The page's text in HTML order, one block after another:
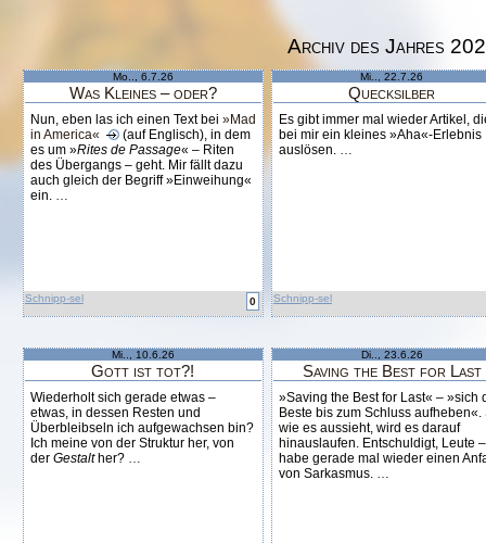
Archiv des Jahres
Mi.., 22.7.26
Quecksilber
Es gibt immer mal wieder Artikel,
bei mir ein kleines »Aha«-Erlebnis
auslösen.
Schnipp-sel
Mo.., 6.7.26
Was Kleines – oder?
Nun, eben las ich einen Text bei »Mad
in America«
(auf Englisch), in dem
es um »Rites de Passage« – Riten
des Übergangs – geht. Mir fällt dazu
auch gleich der Begriff »Einweihung«
ein.
Schnipp-sel 0
Di.., 23.6.26
Saving the Best for Last
»Saving the Best for Last« – »sich
Beste bis zum Schluss aufheben«.
wie es aussieht, wird es darauf
hinauslaufen. Entschuldigt, Leute –
habe gerade mal wieder einen
von Sarkasmus.
Mi.., 10.6.26
Gott ist tot?!
Wiederholt sich gerade etwas –
etwas, in dessen Resten und
Überbleibseln ich aufgewachsen bin?
Ich meine von der Struktur her, von
der Gestalther?